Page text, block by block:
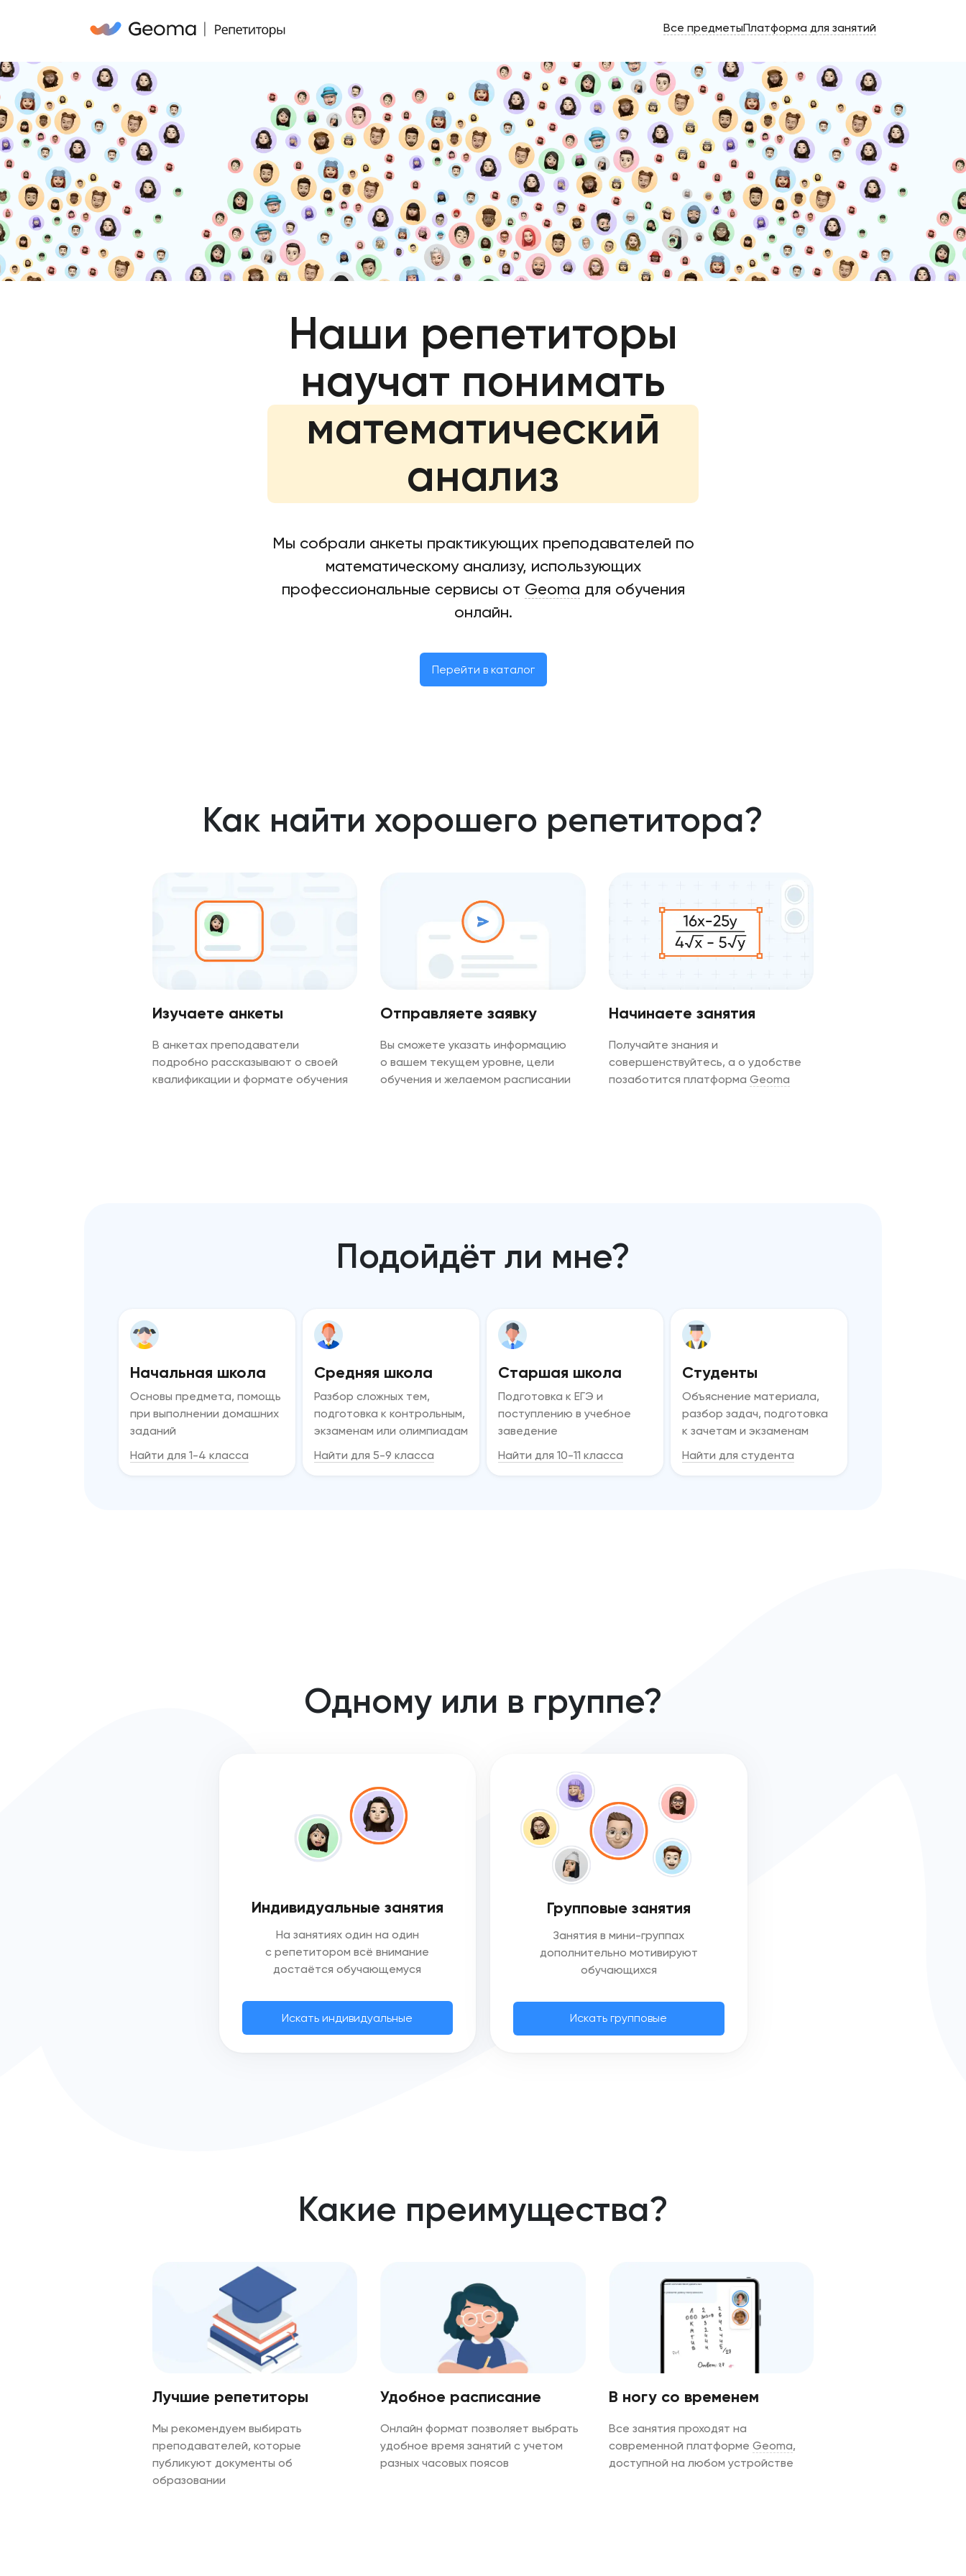
Все предметыПлатформа для занятий
Наши репетиторы
научат понимать
математический
анализ
Мы собрали анкеты практикующих преподавателей по
математическому анализу, использующих
профессиональные сервисы от Geoma для обучения
онлайн.
Перейти в каталог
Как найти хорошего репетитора?
Изучаете анкеты
В анкетах преподаватели
подробно рассказывают о своей
квалификации и формате обучения
Отправляете заявку
Вы сможете указать информацию
о вашем текущем уровне, цели
обучения и желаемом расписании
Начинаете занятия
Получайте знания и
совершенствуйтесь, а о удобстве
позаботится платформа Geoma
Подойдёт ли мне?
Начальная школа
Основы предмета, помощь
при выполнении домашних
заданий
Найти для 1-4 класса
Средняя школа
Разбор сложных тем,
подготовка к контрольным,
экзаменам или олимпиадам
Найти для 5-9 класса
Старшая школа
Подготовка к ЕГЭ и
поступлению в учебное
заведение
Найти для 10-11 класса
Студенты
Объяснение материала,
разбор задач, подготовка
к зачетам и экзаменам
Найти для студента
Одному или в группе?
Индивидуальные занятия
На занятиях один на один
с репетитором всё внимание
достаётся обучающемуся
Искать индивидуальные
Групповые занятия
Занятия в мини-группах
дополнительно мотивируют
обучающихся
Искать групповые
Какие преимущества?
Лучшие репетиторы
Мы рекомендуем выбирать
преподавателей, которые
публикуют документы об
образовании
Удобное расписание
Онлайн формат позволяет выбрать
удобное время занятий с учетом
разных часовых поясов
В ногу со временем
Все занятия проходят на
современной платформе Geoma,
доступной на любом устройстве